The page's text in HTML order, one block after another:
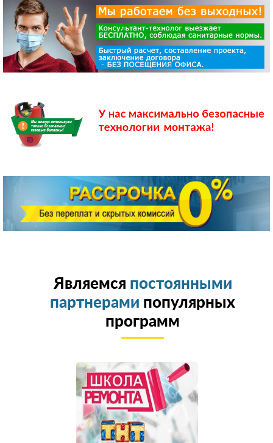
Являемся постоянными
партнерами популярных
программ